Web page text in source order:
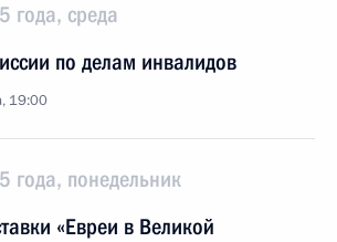
года, среда
по делам инвалидов
19:00
года, понедельник
«Евреи в Великой